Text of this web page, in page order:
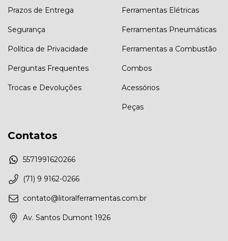
Prazos de Entrega
Segurança
Política de Privacidade
Perguntas Frequentes
Trocas e Devoluções
Ferramentas Elétricas
Ferramentas Pneumáticas
Ferramentas a Combustão
Combos
Acessórios
Peças
Contatos
5571991620266
(71) 9 9162-0266
contato@litoralferramentas.com.br
Av. Santos Dumont 1926